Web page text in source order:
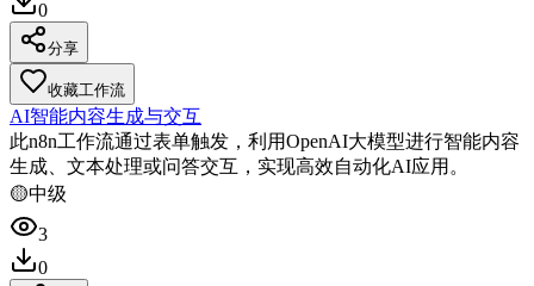
0
分享
收藏工作流
AI智能内容生成与交互
此n8n工作流通过表单触发，利用OpenAI大模型进行智能内容
生成、文本处理或问答交互，实现高效自动化AI应用。
🟡中级
3
0